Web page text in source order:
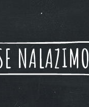
NALAZIMO